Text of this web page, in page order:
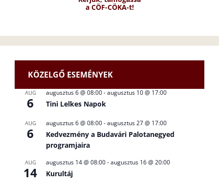
a CÖF-CÖKA-t!
KÖZELGŐ ESEMÉNYEK
AUG
6
augusztus 6 @ 08:00-augusztus 10 @ 17:00
Tini Lelkes Napok
AUG
6
augusztus 6 @ 08:00-augusztus 27 @ 17:00
Kedvezmény a Budavári Palotanegyed
programjaira
AUG
14
augusztus 14 @ 08:00-augusztus 16 @ 20:00
Kurultáj